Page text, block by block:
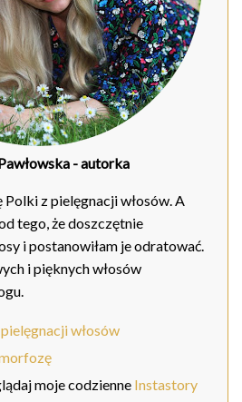
- autorka
z pielęgnacji włosów. A
tego, że doszczętnie
i postanowiłam je odratować.
i pięknych włosów
włosów
moje codzienne Instastory